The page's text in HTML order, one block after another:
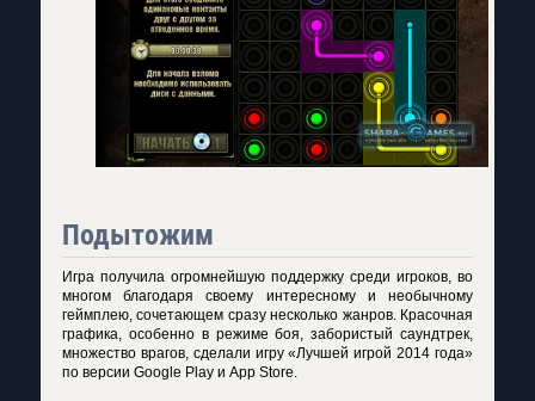
Подытожим
Игра получила огромнейшую поддержку среди игроков, во
многом благодаря своему интересному и необычному
геймплею, сочетающем сразу несколько жанров. Красочная
графика, особенно в режиме боя, забористый саундтрек,
множество врагов, сделали игру «Лучшей игрой 2014 года»
по версии Google Play и App Store.